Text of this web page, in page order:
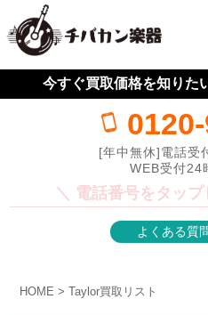
今すぐ買取価格を知りた
[年中無休]電話受
WEB受付24
＼ 電話番号をタッ
よくある質
HOME Taylor買取リスト